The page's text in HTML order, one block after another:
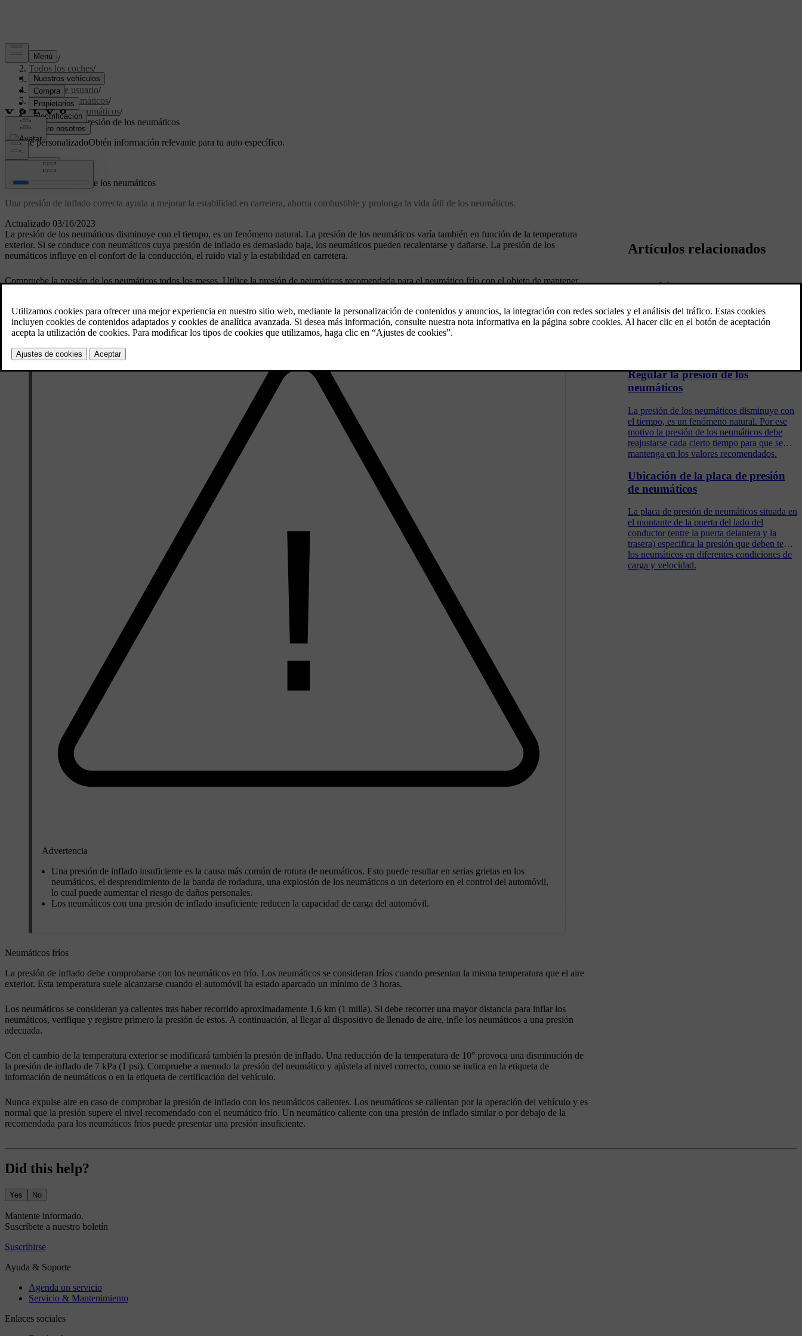
Soporte/
Todos los coches/
XC40 2024/
Manual de usuario/
Ruedas y neumáticos/
Presión de neumáticos/
Comprobar la presión de los neumáticos
Soporte personalizadoObtén información relevante para tu auto específico.
Iniciar sesión
Actualizado 03/16/2023
Comprobar la presión de los neumáticos
Una presión de inflado correcta ayuda a mejorar la estabilidad en carretera, ahorra combustible y prolonga la vida útil de los neumáticos.
La presión de los neumáticos disminuye con el tiempo, es un fenómeno natural. La presión de los neumáticos varía también en función de la temperatura
exterior. Si se conduce con neumáticos cuya presión de inflado es demasiado baja, los neumáticos pueden recalentarse y dañarse. La presión de los
neumáticos influye en el confort de la conducción, el ruido vial y la estabilidad en carretera.
Compruebe la presión de los neumáticos todos los meses. Utilice la presión de neumáticos recomendada para el neumático frío con el objeto de mantener
Advertencia
Una presión de inflado insuficiente es la causa más común de rotura de neumáticos. Esto puede resultar en serias grietas en los
neumáticos, el desprendimiento de la banda de rodadura, una explosión de los neumáticos o un deterioro en el control del automóvil,
lo cual puede aumentar el riesgo de daños personales.
Los neumáticos con una presión de inflado insuficiente reducen la capacidad de carga del automóvil.
Neumáticos fríos
La presión de inflado debe comprobarse con los neumáticos en frío. Los neumáticos se consideran fríos cuando presentan la misma temperatura que el aire
exterior. Esta temperatura suele alcanzarse cuando el automóvil ha estado aparcado un mínimo de 3 horas.
Los neumáticos se consideran ya calientes tras haber recorrido aproximadamente 1,6 km (1 milla). Si debe recorrer una mayor distancia para inflar los
neumáticos, verifique y registre primero la presión de estos. A continuación, al llegar al dispositivo de llenado de aire, infle los neumáticos a una presión
adecuada.
Con el cambio de la temperatura exterior se modificará también la presión de inflado. Una reducción de la temperatura de 10° provoca una disminución de
la presión de inflado de 7 kPa (1 psi). Compruebe a menudo la presión del neumático y ajústela al nivel correcto, como se indica en la etiqueta de
información de neumáticos o en la etiqueta de certificación del vehículo.
Nunca expulse aire en caso de comprobar la presión de inflado con los neumáticos calientes. Los neumáticos se calientan por la operación del vehículo y es
normal que la presión supere el nivel recomendado con el neumático frío. Un neumático caliente con una presión de inflado similar o por debajo de la
recomendada para los neumáticos fríos puede presentar una presión insuficiente.
Artículos relacionados
Neumáticos
La función de los neumáticos es soportar
carga, adherirse a la calzada, amortiguar las
Regular la presión de los
neumáticos
La presión de los neumáticos disminuye con
el tiempo, es un fenómeno natural. Por ese
motivo la presión de los neumáticos debe
reajustarse cada cierto tiempo para que se
mantenga en los valores recomendados.
Ubicación de la placa de presión
de neumáticos
La placa de presión de neumáticos situada en
el montante de la puerta del lado del
conductor (entre la puerta delantera y la
trasera) especifica la presión que deben tener
los neumáticos en diferentes condiciones de
carga y velocidad.
Did this help?
Yes No